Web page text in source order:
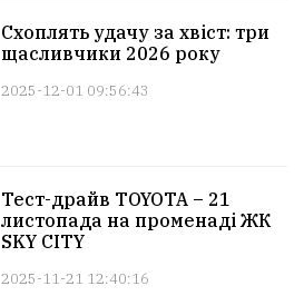
Схоплять удачу за хвіст: три
щасливчики 2026 року
2025-12-01 09:56:43
Тест-драйв TOYOTA – 21
листопада на променаді ЖК
SKY CITY
2025-11-21 12:40:16